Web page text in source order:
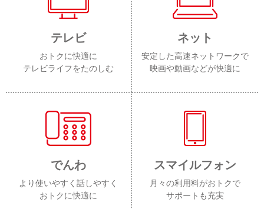
テレビ
おトクに快適に
テレビライフをたのしむ
ネット
安定した高速ネットワークで
映画や動画などが快適に
でんわ
より使いやすく話しやすく
おトクに快適に
スマイルフォン
月々の利用料がおトクで
サポートも充実